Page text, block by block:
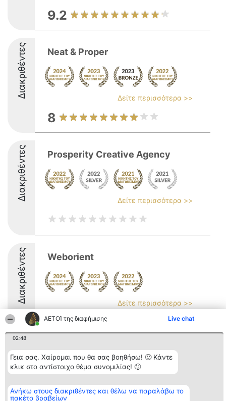
ΑΕΤΟΊ της διαφήμισης Live chat
02:48
Γεια σας. Χαίρομαι που θα σας βοηθήσω! 🙂 Κάντε
κλικ στο αντίστοιχο θέμα συνομιλίας! 🙂
Ανήκω στους διακριθέντες και θέλω να παραλάβω το
πακέτο βραβείων
9.2
Διακριθέντες Neat & Proper
Δείτε περισσότερα >>
8
Διακριθέντες Prosperity Creative Agency
Δείτε περισσότερα >>
Διακριθέντες Weborient
Δείτε περισσότερα >>
8.5
Διοργανωτής της
κατάταξης
BEAUTIFUL COMPANY
ΤΗΛ. ΕΠΙΚΟΙΝΩΝΙΑΣ:
2104128019
Κατάταξη
Διακριθέντες
Λίστα όλων
διακριθέντων
Μεθοδολογία
Επικοινωνία